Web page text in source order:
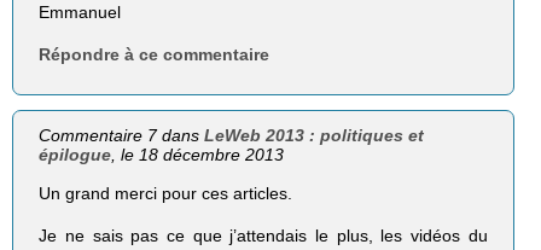
Emmanuel
Répondre à ce commentaire
Commentaire 7 dansLeWeb 2013 : politiques et
épilogue , le 18 décembre 2013
Un grand merci pour ces articles.
Je ne sais pas ce que j’attendais le plus, les vidéos du